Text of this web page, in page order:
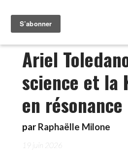
Ariel
science et la
en résonance
par Raphaëlle Milone
19 juin 2026